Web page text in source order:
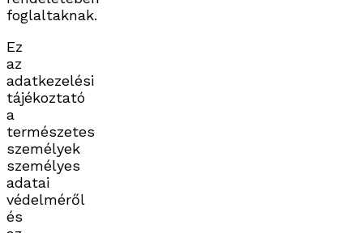
foglaltaknak.
Ez
az
adatkezelési
tájékoztató
a
természetes
személyek
személyes
adatai
védelméről
és